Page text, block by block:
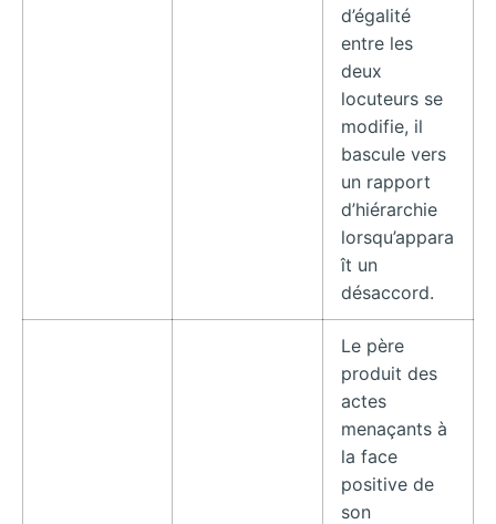
d’égalité
entre les
deux
locuteurs se
modifie, il
bascule vers
un rapport
d’hiérarchie
lorsqu’appara
ît un
désaccord.
Le père
produit des
actes
menaçants à
la face
positive de
son